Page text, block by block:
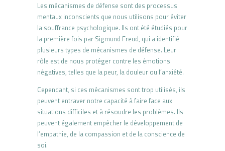
Les mécanismes de défense sont des processus
mentaux inconscients que nous utilisons pour éviter
la souffrance psychologique. Ils ont été étudiés pour
la première fois par Sigmund Freud, qui a identifié
plusieurs types de mécanismes de défense. Leur
rôle est de nous protéger contre les émotions
négatives, telles que la peur, la douleur ou l’anxiété.
Cependant, si ces mécanismes sont trop utilisés, ils
peuvent entraver notre capacité à faire face aux
situations difficiles et à résoudre les problèmes. Ils
peuvent également empêcher le développement de
l’empathie, de la compassion et de la conscience de
soi.